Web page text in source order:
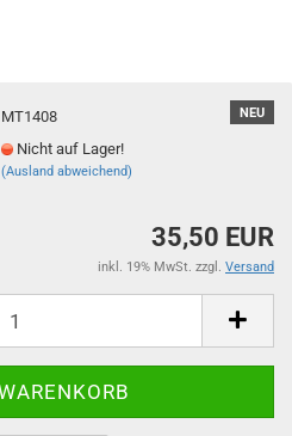
NEU
MT1408
Nicht auf Lager!
(Ausland abweichend)
35,50 EUR
inkl. 19% MwSt. zzgl. Versand